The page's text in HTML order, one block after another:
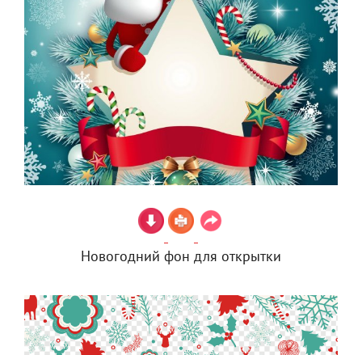
Новогодний фон для открытки